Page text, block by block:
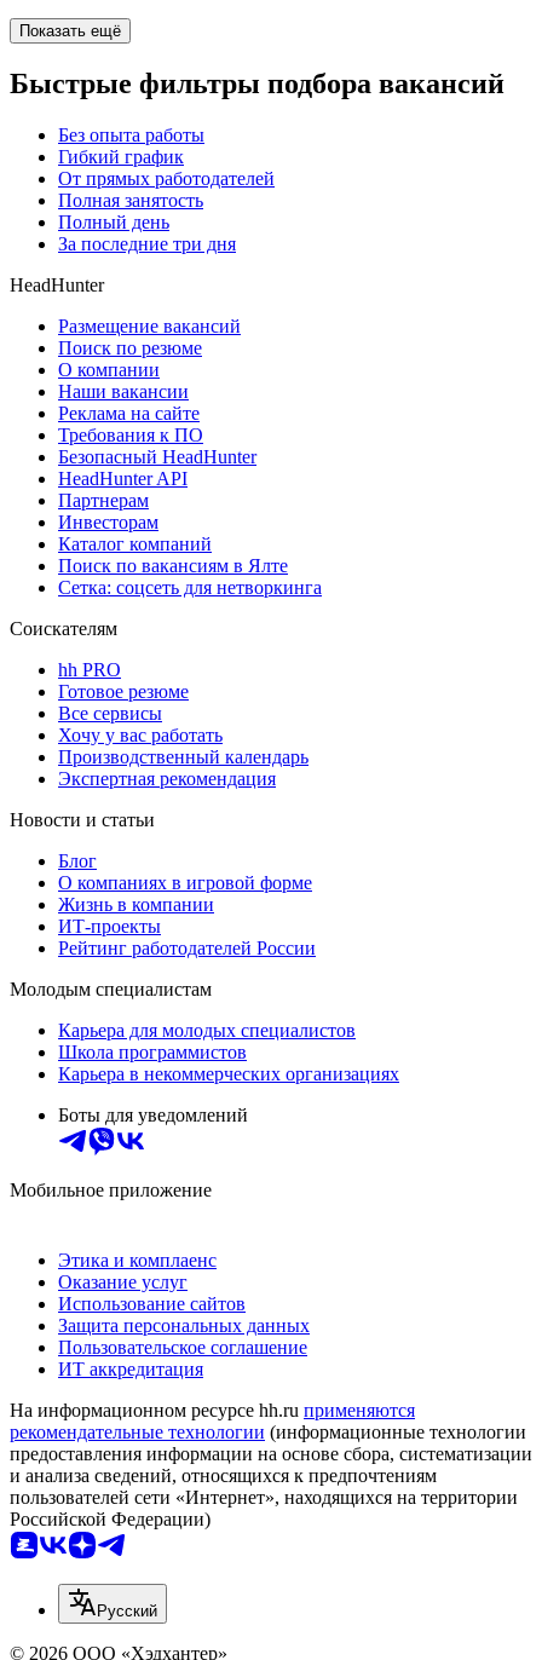
Показать ещё
Быстрые фильтры подбора вакансий
Без опыта работы
Гибкий график
От прямых работодателей
Полная занятость
Полный день
За последние три дня
HeadHunter
Размещение вакансий
Поиск по резюме
О компании
Наши вакансии
Реклама на сайте
Требования к ПО
Безопасный HeadHunter
HeadHunter API
Партнерам
Инвесторам
Каталог компаний
Поиск по вакансиям в Ялте
Сетка: соцсеть для нетворкинга
Соискателям
hh PRO
Готовое резюме
Все сервисы
Хочу у вас работать
Производственный календарь
Экспертная рекомендация
Новости и статьи
Блог
О компаниях в игровой форме
Жизнь в компании
ИТ-проекты
Рейтинг работодателей России
Молодым специалистам
Карьера для молодых специалистов
Школа программистов
Карьера в некоммерческих организациях
Боты для уведомлений
Мобильное приложение
Этика и комплаенс
Оказание услуг
Использование сайтов
Защита персональных данных
Пользовательское соглашение
ИТ аккредитация
На информационном ресурсе hh.ru применяются
рекомендательные технологии (информационные технологии
предоставления информации на основе сбора, систематизации
и анализа сведений, относящихся к предпочтениям
пользователей сети «Интернет», находящихся на территории
Российской Федерации)
Русский
© 2026 ООО «Хэдхантер»